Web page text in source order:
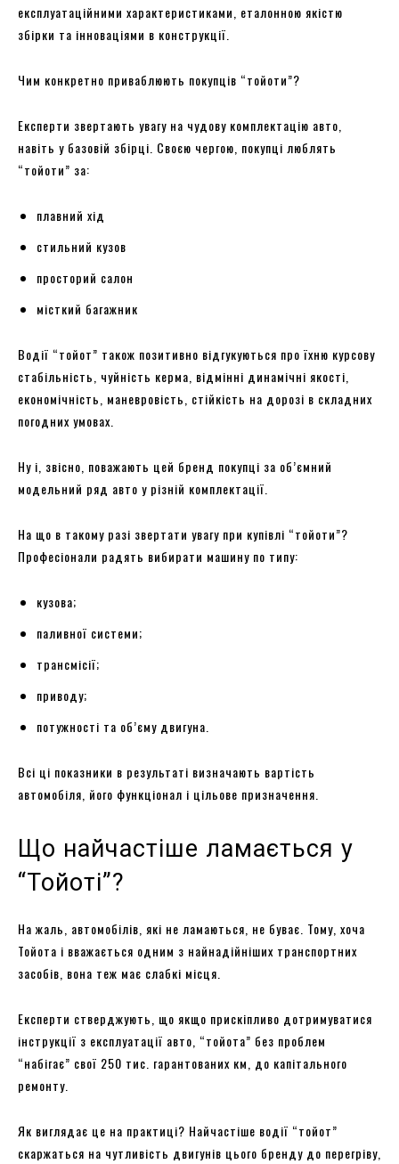
експлуатаційними характеристиками, еталонною якістю
збірки та інноваціями в конструкції.
Чим конкретно приваблюють покупців “тойоти”?
Експерти звертають увагу на чудову комплектацію авто,
навіть у базовій збірці. Своєю чергою, покупці люблять
“тойоти” за:
плавний хід
стильний кузов
просторий салон
місткий багажник
Водії “тойот” також позитивно відгукуються про їхню курсову
стабільність, чуйність керма, відмінні динамічні якості,
економічність, маневровість, стійкість на дорозі в складних
погодних умовах.
Ну і, звісно, поважають цей бренд покупці за об’ємний
модельний ряд авто у різній комплектації.
На що в такому разі звертати увагу при купівлі “тойоти”?
Професіонали радять вибирати машину по типу:
кузова;
паливної системи;
трансмісії;
приводу;
потужності та об’єму двигуна.
Всі ці показники в результаті визначають вартість
автомобіля, його функціонал і цільове призначення.
Що найчастіше ламається у
“Тойоті”?
На жаль, автомобілів, які не ламаються, не буває. Тому, хоча
Тойота і вважається одним з найнадійніших транспортних
засобів, вона теж має слабкі місця.
Експерти стверджують, що якщо прискіпливо дотримуватися
інструкції з експлуатації авто, “тойота” без проблем
“набігає” свої 250 тис. гарантованих км, до капітального
ремонту.
Як виглядає це на практиці? Найчастіше водії “тойот”
скаржаться на чутливість двигунів цього бренду до перегріву,